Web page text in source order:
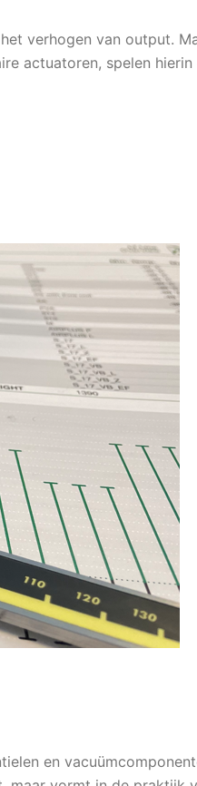
verhogen van output.
actuatoren, spelen
en